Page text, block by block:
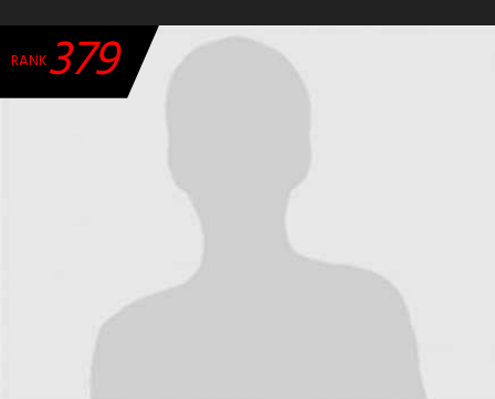
チーム・選手
加盟・登録
エントリー
JBCF ROAD SERIESとは
RANK379